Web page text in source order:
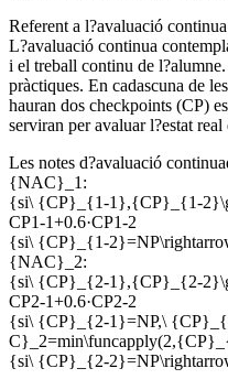
Referent a l?avaluació continua
L?avaluació continua
i el treball continu de
pràctiques. En cadascuna de
hauran dos checkpoints (CP)
serviran per avaluar l?estat
Les notes d?avaluació
{NAC}_1:
{si\ {CP}_{1-1},{CP}_{1-
CP1-1+0.6·CP1-2
{si\ {CP}_{1-
{NAC}_2:
{si\ {CP}_{2-1},{CP}_{2-
CP2-1+0.6·CP2-2
{si\ {CP}_{2-1}=NP,\
{si\ {CP}_{2-